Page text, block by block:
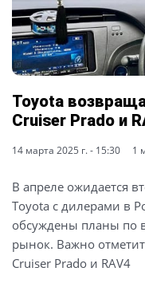
Toyota
Cruiser Prado и
14 марта 2025 г. - 15:30 1
В апреле ожидается
Toyota с дилерами в
обсуждены планы по
рынок. Важно
Cruiser Prado и RAV4